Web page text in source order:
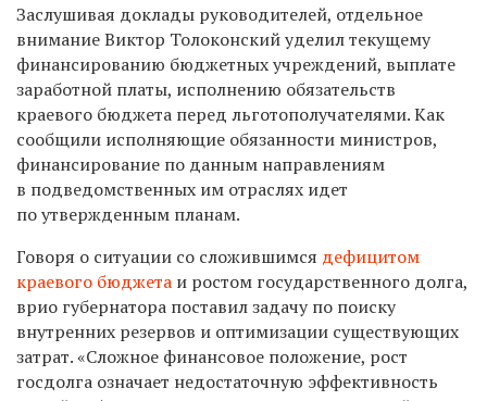
Заслушивая доклады руководителей, отдельное
внимание Виктор Толоконский уделил текущему
финансированию бюджетных учреждений, выплате
заработной платы, исполнению обязательств
краевого бюджета перед льготополучателями. Как
сообщили исполняющие обязанности министров,
финансирование по данным направлениям
в подведомственных им отраслях идет
по утвержденным планам.
Говоря о ситуации со сложившимся дефицитом
краевого бюджета и ростом государственного долга,
врио губернатора поставил задачу по поиску
внутренних резервов и оптимизации существующих
затрат. «Сложное финансовое положение, рост
госдолга означает недостаточную эффективность